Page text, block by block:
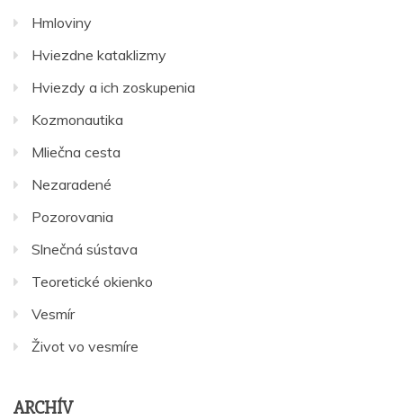
Hmloviny
Hviezdne kataklizmy
Hviezdy a ich zoskupenia
Kozmonautika
Mliečna cesta
Nezaradené
Pozorovania
Slnečná sústava
Teoretické okienko
Vesmír
Život vo vesmíre
ARCHÍV